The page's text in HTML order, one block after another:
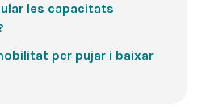
les capacitats
per pujar i baixar